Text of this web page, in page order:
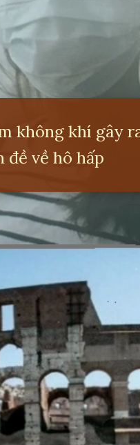
không khí gây
đề về hô hấp